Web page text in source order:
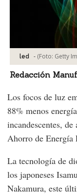
led - (Foto: Getty
Redacción
Los focos de luz
88% menos
incandescentes,
Ahorro de Energía
La tecnología de
los japoneses
Nakamura, este